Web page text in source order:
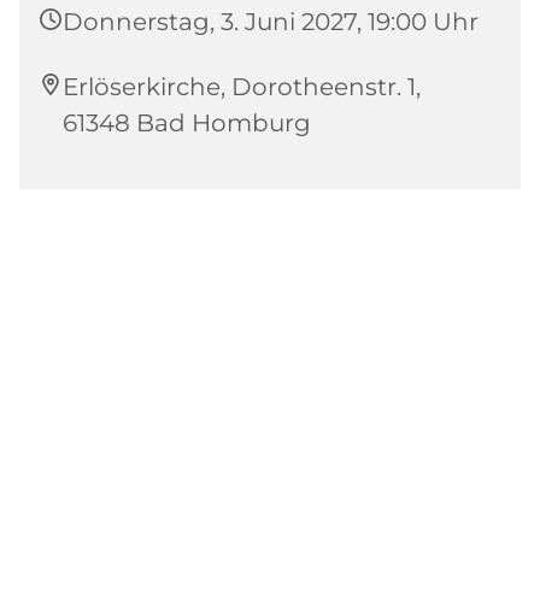
Donnerstag, 3. Juni 2027, 19:00 Uhr
Erlöserkirche, Dorotheenstr. 1,
61348 Bad Homburg